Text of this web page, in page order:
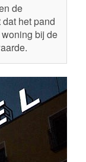
de
het pand
bij de